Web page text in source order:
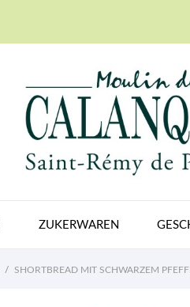
ZUKERWAREN
SHORTBREAD MIT SCHWARZEM